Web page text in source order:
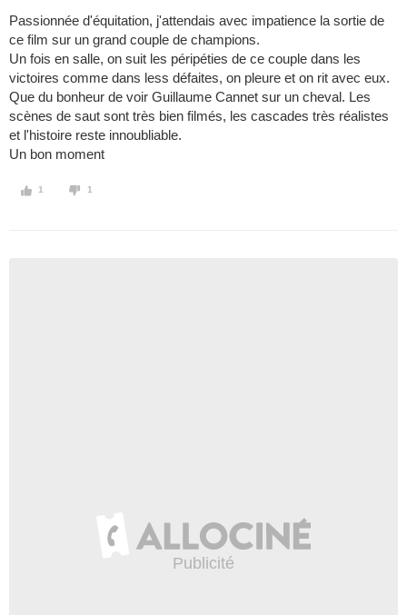
Passionnée d'équitation, j'attendais avec impatience la sortie de
ce film sur un grand couple de champions.
Un fois en salle, on suit les péripéties de ce couple dans les
victoires comme dans less défaites, on pleure et on rit avec eux.
Que du bonheur de voir Guillaume Cannet sur un cheval. Les
scènes de saut sont très bien filmés, les cascades très réalistes
et l'histoire reste innoubliable.
Un bon moment
1 1